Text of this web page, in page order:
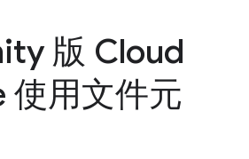
版 Cloud
使用文件元